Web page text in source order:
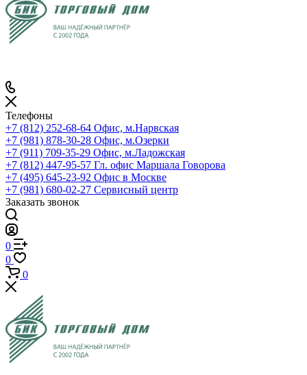
Телефоны
+7 (812) 252-68-64 Офис, м.Нарвская
+7 (981) 878-30-28 Офис, м.Озерки
+7 (911) 709-35-29 Офис, м.Ладожская
+7 (812) 447-95-57 Гл. офис Маршала Говорова
+7 (495) 645-23-92 Офис в Москве
+7 (981) 680-02-27 Сервисный центр
Заказать звонок
0
0
0